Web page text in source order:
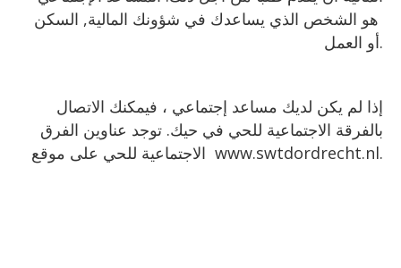
هو الشخص الذي يساعدك في شؤونك المالية, السكن
أو العمل.
إذا لم يكن لديك مساعد إجتماعي ، فيمكنك الاتصال
بالفرقة الاجتماعية للحي في حيك. توجد عناوين الفرق
الاجتماعية للحي على موقع www.swtdordrecht.nl.